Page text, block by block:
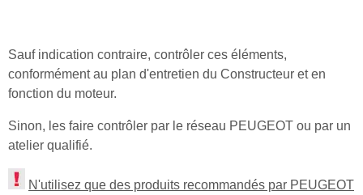
Sauf indication contraire, contrôler ces éléments,
conformément au plan d'entretien du Constructeur et en
fonction du moteur.
Sinon, les faire contrôler par le réseau PEUGEOT ou par un
atelier qualifié.
N'utilisez que des produits recommandés par PEUGEOT